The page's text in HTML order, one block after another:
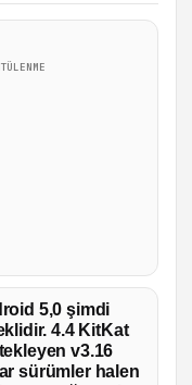
5,0 şimdi
4.4 KitKat
v3.16
sürümler halen